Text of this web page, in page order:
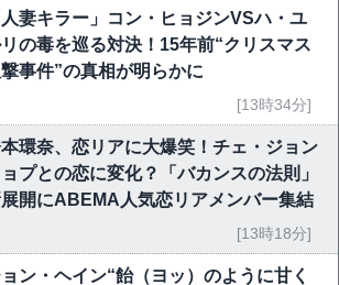
人妻キラー」コン・ヒョジンVSハ・ユ
の毒を巡る対決！15年前“クリスマス
事件”の真相が明らかに
[13時34分]
環奈、恋リアに大爆笑！チェ・ジョン
ョプとの恋に変化？「バカンスの法則」
開にABEMA人気恋リアメンバー集結
[13時18分]
ン・ヘイン“飴（ヨッ）のように甘く